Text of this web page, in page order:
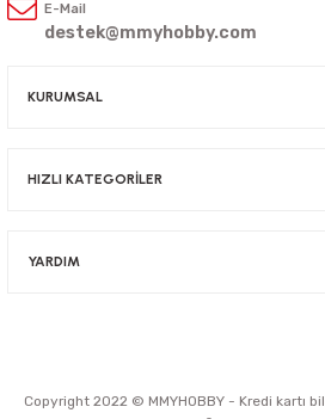
E-Mail
destek@mmyhobby.com
KURUMSAL
HIZLI KATEGORİLER
YARDIM
Copyright 2022 © MMYHOBBY - Kredi kartı